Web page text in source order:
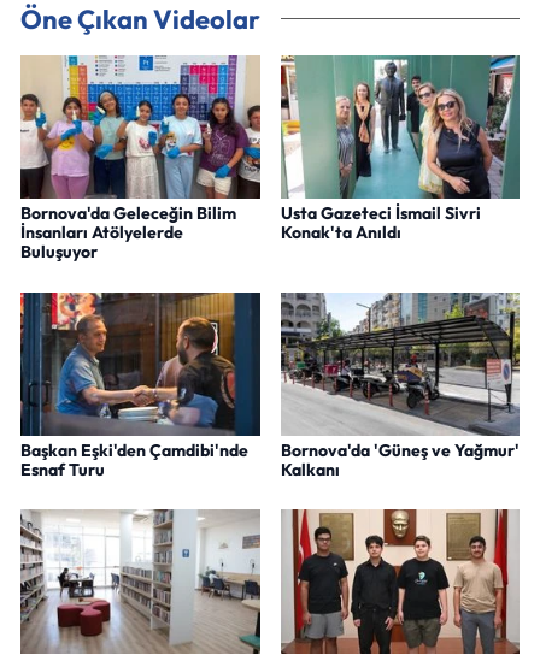
Öne Çıkan Videolar
Bornova'da Geleceğin Bilim
İnsanları Atölyelerde
Buluşuyor
Usta Gazeteci İsmail Sivri
Konak'ta Anıldı
Başkan Eşki'den Çamdibi'nde
Esnaf Turu
Bornova'da 'Güneş ve Yağmur'
Kalkanı